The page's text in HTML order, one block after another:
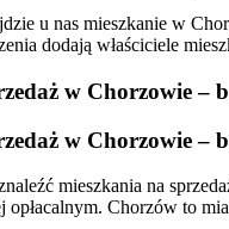
u nas mieszkanie w
dodają właściciele
w Chorzowie –
w Chorzowie –
mieszkania na
opłacalnym. Chorzów to